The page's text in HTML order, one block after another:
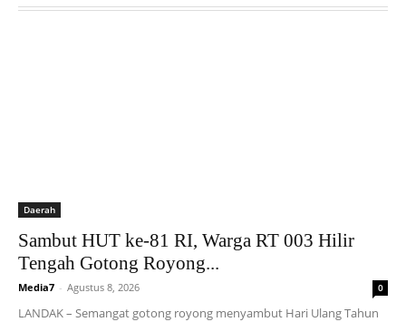
Daerah
Sambut HUT ke-81 RI, Warga RT 003 Hilir
Tengah Gotong Royong...
Media7 - Agustus 8, 2026 0
LANDAK – Semangat gotong royong menyambut Hari Ulang Tahun